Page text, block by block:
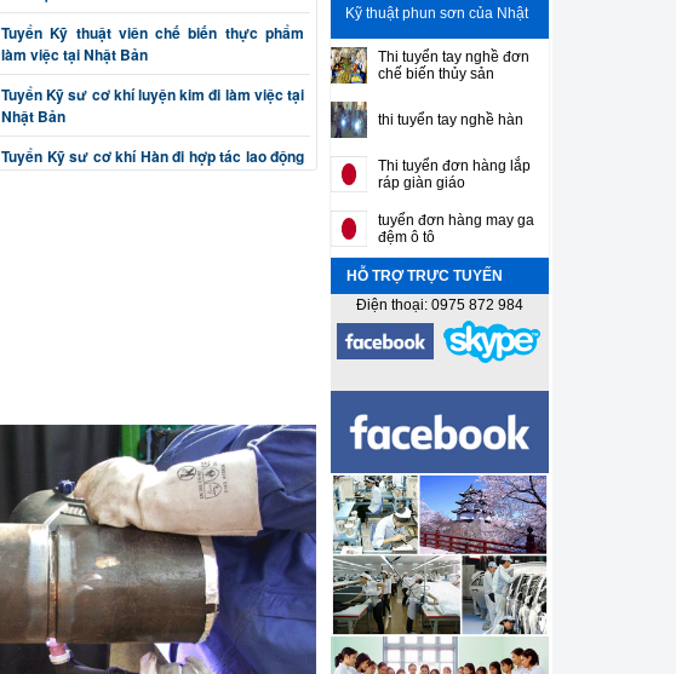
Tuyển Kỹ thuật viên chế biến thực phẩm
làm việc tại Nhật Bản
Tuyển Kỹ sư cơ khí luyện kim đi làm việc tại
Nhật Bản
Tuyển Kỹ sư cơ khí Hàn đi hợp tác lao động
xác đi Nhật Bản
Tuyển Kỹ thuật viên thiết kế máy và khuôn
đúc đi Nhật Bản
Tuyển Kỹ sư cơ khí Sơn gò hàn tân trang ô
tô đi Nhật Bản
Tuyển Kỹ sư cơ khí điều khiển máy Hàn tự
động đi Nhật Bản
Kỹ thuật viên cơ khí công nghệ sửa chữa ô
Kỹ thuật phun sơn của Nhật
Thi tuyển tay nghề đơn
chế biến thủy sản
thi tuyển tay nghề hàn
Thi tuyển đơn hàng lắp
ráp giàn giáo
tuyển đơn hàng may ga
đệm ô tô
HỖ TRỢ TRỰC TUYẾN
Điện thoại: 0975 872 984